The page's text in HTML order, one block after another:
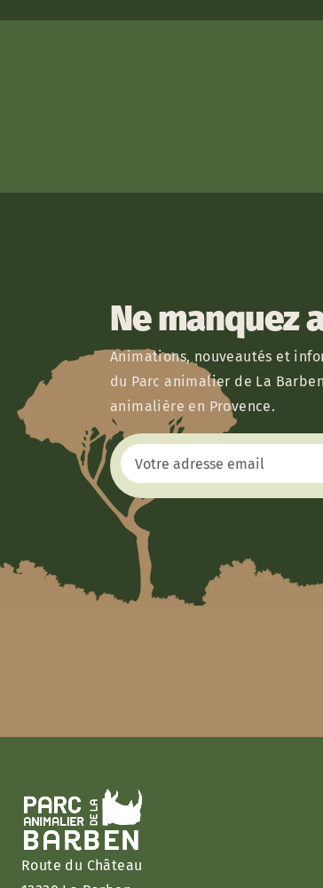
Ne manquez
Animations, nouveautés et
du Parc animalier de La
animalière en Provence.
Route du Château